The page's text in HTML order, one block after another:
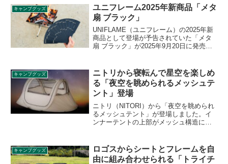
ほどの耐久性を実現している焚き火台で
す。詳細をレビューします。
キャンプグッズ
ユニフレーム2025年新商品「メタ
扇 ブラック」
UNIFLAME（ユニフレーム）の2025年新
商品として登場が予告されていた「メタ
扇 ブラック」が2025年9月20日に発売と
開発したアルミ製のパネルをリベットで
繋ぐ新構造となっています。詳細をレビ
ューします。
キャンプグッズ
ニトリから寝転んで星空を楽しめ
る「夜空を眺められるメッシュテ
ント」登場
ニトリ（NITORI）から「夜空を眺められ
るメッシュテント」が登場しました。イ
ンナーテントの上部がメッシュ構造にな
ンセプトの1〜2名用テントです。詳細を
レビューします。
キャンプグッズ
ロゴスからシートとフレームを自
由に組み合わせられる「トライチ